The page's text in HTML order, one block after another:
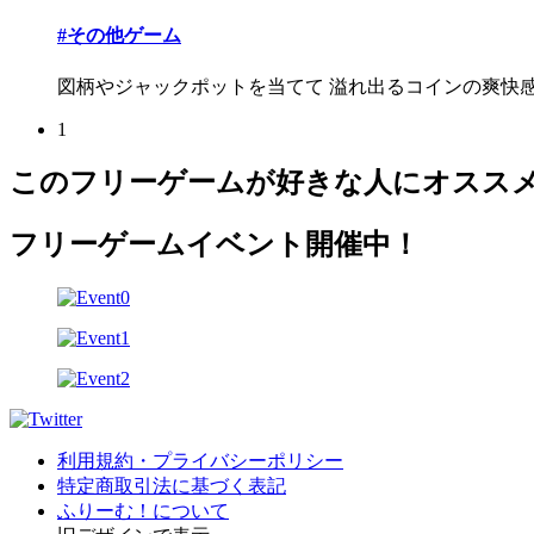
#その他ゲーム
図柄やジャックポットを当てて 溢れ出るコインの爽快
1
このフリーゲームが好きな人にオスス
フリーゲームイベント開催中！
利用規約・プライバシーポリシー
特定商取引法に基づく表記
ふりーむ！について